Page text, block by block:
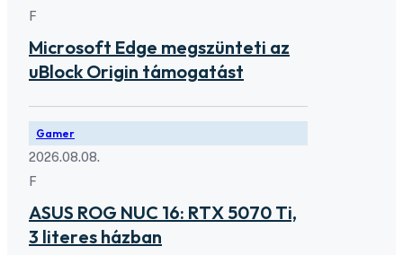
F
Microsoft Edge megszünteti az
uBlock Origin támogatást
Gamer
2026.08.08.
F
ASUS ROG NUC 16: RTX 5070 Ti,
3 literes házban